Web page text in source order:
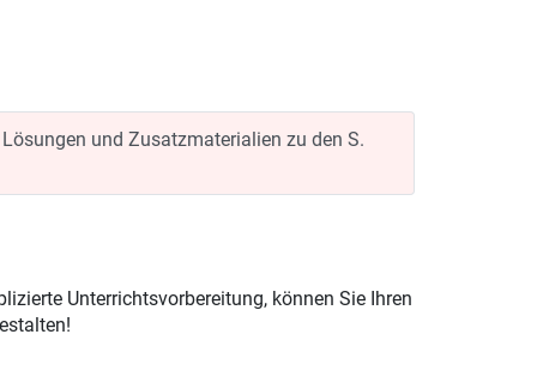
und Zusatzmaterialien zu den S.
Unterrichtsvorbereitung, können Sie Ihren